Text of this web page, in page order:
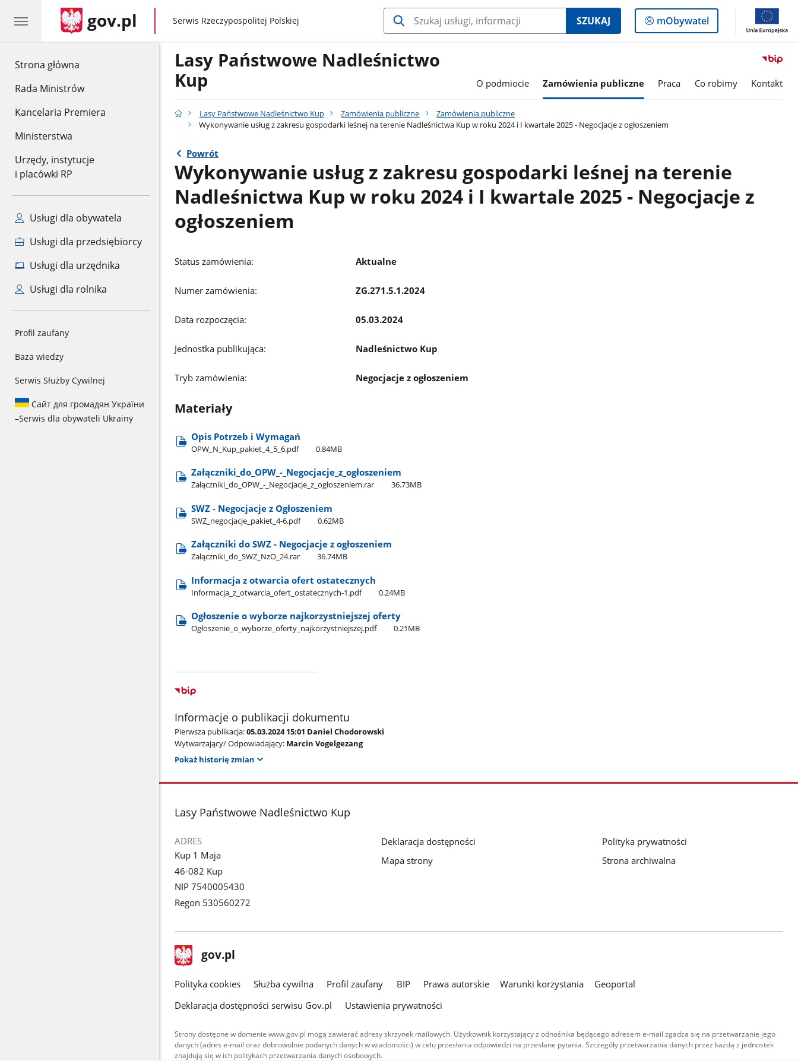
Strona główna
Rada Ministrów
Kancelaria Premiera
Ministerstwa
Urzędy, instytucje
i placówki RP
Usługi dla obywatela
Usługi dla przedsiębiorcy
Usługi dla urzędnika
Usługi dla rolnika
Profil zaufany
Baza wiedzy
Serwis Służby Cywilnej
Сайт для громадян України
–Serwis dla obywateli Ukrainy
gov.pl gov.pl
Serwis Rzeczypospolitej Polskiej SZUKAJ
Logowanie
do
mObywatel
Lasy Państwowe Nadleśnictwo
Kup
O podmiocie Zamówienia publiczne Praca Co robimy Kontakt
Lasy Państwowe Nadleśnictwo Kup Zamówienia publiczne
Zamówienia publiczne
Wykonywanie usług z zakresu gospodarki leśnej na terenie Nadleśnictwa Kup w roku 2024 i I kwartale 2025 - Negocjacje z ogłoszeniem
Powrót
Wykonywanie usług z zakresu gospodarki leśnej na terenie
Nadleśnictwa Kup w roku 2024 i I kwartale 2025 - Negocjacje z
ogłoszeniem
Status zamówienia: Aktualne
Numer zamówienia: ZG.271.5.1.2024
Data rozpoczęcia: 05.03.2024
Jednostka publikująca: Nadleśnictwo Kup
Tryb zamówienia: Negocjacje z ogłoszeniem
Materiały
Opis Potrzeb i Wymagań
OPW​_N​_Kup​_pakiet​_4​_5​_6.pdf 0.84MB
Załączniki​_do​_OPW​_-​_Negocjacje​_z​_ogłoszeniem
Załączniki​_do​_OPW​_-​_Negocjacje​_z​_ogłoszeniem.rar 36.73MB
SWZ - Negocjacje z Ogłoszeniem
SWZ​_negocjacje​_pakiet​_4-6.pdf 0.62MB
Załączniki do SWZ - Negocjacje z ogłoszeniem
Załączniki​_do​_SWZ​_NzO​_24.rar 36.74MB
Informacja z otwarcia ofert ostatecznych
Informacja​_z​_otwarcia​_ofert​_ostatecznych-1.pdf 0.24MB
Ogłoszenie o wyborze najkorzystniejszej oferty
Ogłoszenie​_o​_wyborze​_oferty​_najkorzystniejszej.pdf 0.21MB
Informacje o publikacji dokumentu
Pierwsza publikacja:05.03.2024 15:01 Daniel Chodorowski
Wytwarzający/ Odpowiadający: Marcin Vogelgezang
Pokaż historię zmian
stopka
Lasy Państwowe Nadleśnictwo Kup
ADRES
Kup 1 Maja
46-082 Kup
NIP 7540005430
Regon 530560272
Deklaracja dostępności
Mapa strony
Polityka prywatności
Strona archiwalna
stopka
gov.pl Strona
gov.pl
gov.pl
Polityka cookies Służba cywilna Profil zaufany BIP Prawa autorskie Warunki korzystania
Geoportal
Deklaracja dostępności serwisu Gov.pl
Ustawienia prywatności
Strony dostępne w domenie www.gov.pl mogą zawierać adresy skrzynek mailowych. Użytkownik korzystający z odnośnika będącego adresem e-mail zgadza się na przetwarzanie jego
danych (adres e-mail oraz dobrowolnie podanych danych w wiadomości) w celu przesłania odpowiedzi na przesłane pytania. Szczegóły przetwarzania danych przez każdą z jednostek
znajdują się w ich politykach przetwarzania danych osobowych.